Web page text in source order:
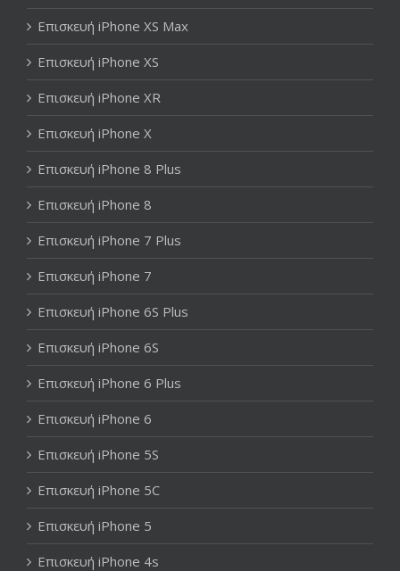
Επισκευή iPhone XS Max
Επισκευή iPhone XS
Επισκευή iPhone XR
Επισκευή iPhone X
Επισκευή iPhone 8 Plus
Επισκευή iPhone 8
Επισκευή iPhone 7 Plus
Επισκευή iPhone 7
Επισκευή iPhone 6S Plus
Επισκευή iPhone 6S
Επισκευή iPhone 6 Plus
Επισκευή iPhone 6
Επισκευή iPhone 5S
Επισκευή iPhone 5C
Επισκευή iPhone 5
Επισκευή iPhone 4s